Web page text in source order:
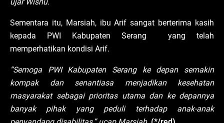
Sementara itu, Marsiah, ibu Arif sangat berterima kasih
kepada PWI Kabupaten Serang yang telah
memperhatikan kondisi Arif.
“Semoga PWI Kabupaten Serang ke depan semakin
kompak dan senantiasa menjadikan kesehatan
masyarakat sebagai prioritas utama dan ke depannya
banyak pihak yang peduli terhadap anak-anak